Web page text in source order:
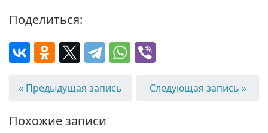
Поделиться:
« Предыдущая запись Следующая запись »
Похожие записи